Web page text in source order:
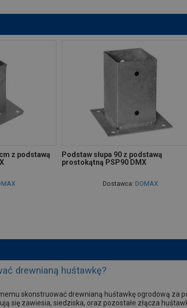
z podstawą
Podstaw słupa 90 z podstawą
prostokątną PSP90 DMX
Dostawca: DOMAX
drewnianą huśtawkę?
skonstruować drewnianą huśtawkę ogrodową za
się zawiesia, siedziska, oraz pozostałe złącza